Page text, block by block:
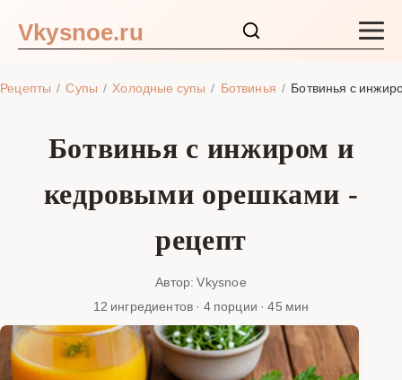
Vkysnoe.ru
Рецепты Супы Холодные супы Ботвинья Ботвинья с
Ботвинья с инжиром и
кедровыми орешками -
рецепт
Автор: Vkysnoe
12 ингредиентов · 4 порции · 45 мин